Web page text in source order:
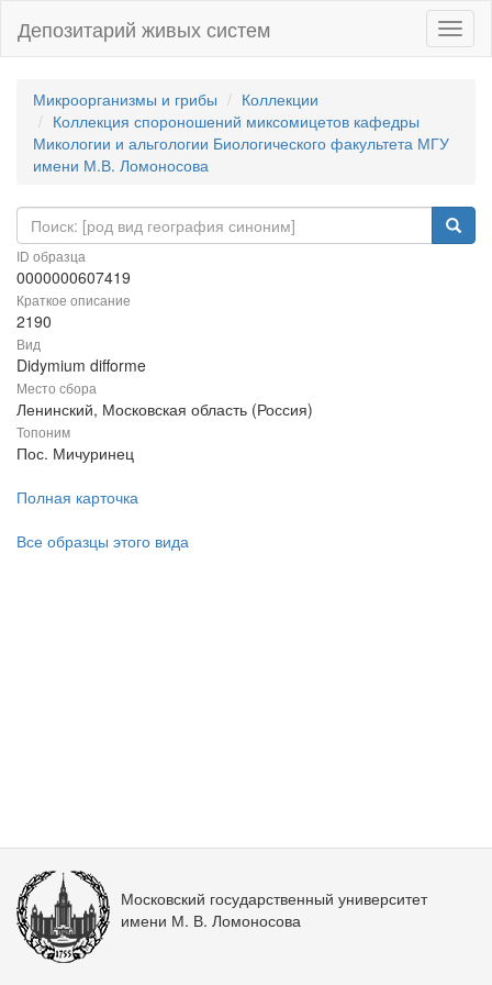
Депозитарий живых систем
Микроорганизмы и грибы
Коллекции
Коллекция спороношений миксомицетов кафедры
Микологии и альгологии Биологического факультета МГУ
имени М.В. Ломоносова
ID образца
0000000607419
Краткое описание
2190
Вид
Didymium difforme
Место сбора
Ленинский, Московская область (Россия)
Топоним
Пос. Мичуринец
Полная карточка
Все образцы этого вида
Московский государственный университет
имени М. В. Ломоносова